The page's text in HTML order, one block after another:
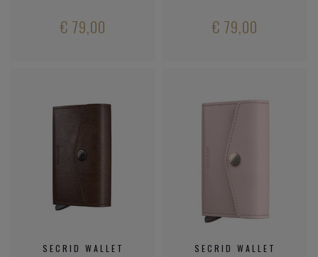
€ 79,00 € 79,00
SECRID WALLET SECRID WALLET